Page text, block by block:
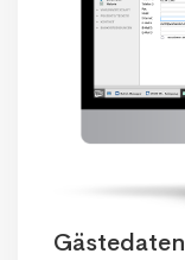
Gästedaten